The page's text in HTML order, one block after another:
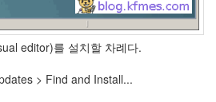
editor)를 설치할 차례다.
> Find and Install...